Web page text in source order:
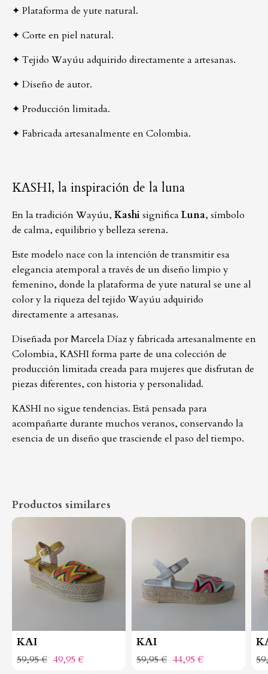
✦ Plataforma de yute natural.
✦ Corte en piel natural.
✦ Tejido Wayúu adquirido directamente a artesanas.
✦ Diseño de autor.
✦ Producción limitada.
✦ Fabricada artesanalmente en Colombia.
KASHI, la inspiración de la luna
En la tradición Wayúu, Kashi significa Luna, símbolo
de calma, equilibrio y belleza serena.
Este modelo nace con la intención de transmitir esa
elegancia atemporal a través de un diseño limpio y
femenino, donde la plataforma de yute natural se une al
color y la riqueza del tejido Wayúu adquirido
directamente a artesanas.
Diseñada por Marcela Díaz y fabricada artesanalmente en
Colombia, KASHI forma parte de una colección de
producción limitada creada para mujeres que disfrutan de
piezas diferentes, con historia y personalidad.
KASHI no sigue tendencias. Está pensada para
acompañarte durante muchos veranos, conservando la
esencia de un diseño que trasciende el paso del tiempo.
Productos similares
KAI
59,95 € 49,95 €
KAI
59,95 € 44,95 €